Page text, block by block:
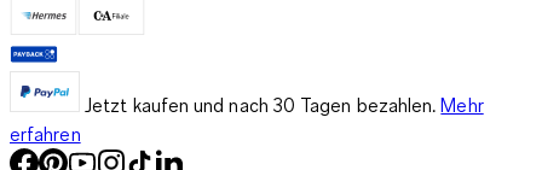
Jetzt kaufen und nach 30 Tagen bezahlen. Mehr
erfahren